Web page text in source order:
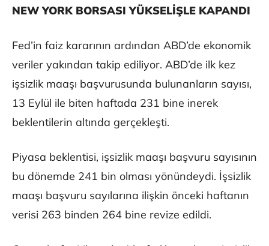
NEW YORK BORSASI YÜKSELİŞLE KAPANDI
Fed’in faiz kararının ardından ABD’de ekonomik
veriler yakından takip ediliyor. ABD’de ilk kez
işsizlik maaşı başvurusunda bulunanların sayısı,
13 Eylül ile biten haftada 231 bine inerek
beklentilerin altında gerçekleşti.
Piyasa beklentisi, işsizlik maaşı başvuru sayısının
bu dönemde 241 bin olması yönündeydi. İşsizlik
maaşı başvuru sayılarına ilişkin önceki haftanın
verisi 263 binden 264 bine revize edildi.